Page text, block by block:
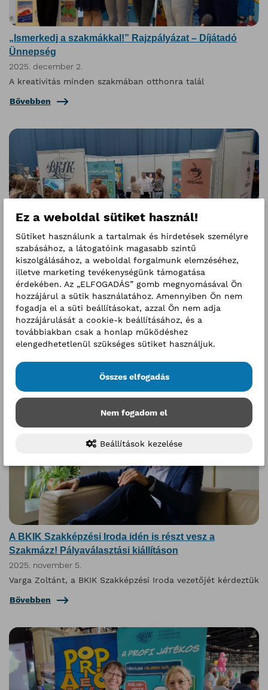
„Ismerkedj a szakmákkal!” Rajzpályázat – Díjátadó
Ünnepség
2025. december 2.
A kreativitás minden szakmában otthonra talál
Bővebben
OfőCafé a Szakmázzon
2025. november 18.
Idén első alkalommal nemcsak a továbbtanulás előtt álló
diákokat vártuk, hanem az osztályfőnökök és pedagógusok
jelenlétére is számítottunk standunkon a Szakmázz! 2025
pályaválasztási kiállításon
A BKIK Szakképzési Iroda idén is részt vesz a
Szakmázz! Pályaválasztási kiállításon
2025. november 5.
Varga Zoltánt, a BKIK Szakképzési Iroda vezetőjét kérdeztük
Bővebben
Ez a weboldal sütiket használ!
Sütiket használunk a tartalmak és hirdetések személyre
szabásához, a látogatóink magasabb szintű
kiszolgálásához, a weboldal forgalmunk elemzéséhez,
illetve marketing tevékenységünk támogatása
érdekében. Az „ELFOGADÁS” gomb megnyomásával Ön
hozzájárul a sütik használatához. Amennyiben Ön nem
fogadja el a süti beállításokat, azzal Ön nem adja
hozzájárulását a cookie-k beállításához, és a
továbbiakban csak a honlap működéshez
elengedhetetlenül szükséges sütiket használjuk.
Összes elfogadás
Nem fogadom el
Beállítások kezelése